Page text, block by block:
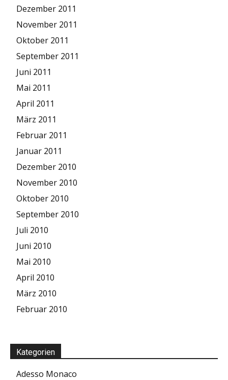
Dezember 2011
November 2011
Oktober 2011
September 2011
Juni 2011
Mai 2011
April 2011
März 2011
Februar 2011
Januar 2011
Dezember 2010
November 2010
Oktober 2010
September 2010
Juli 2010
Juni 2010
Mai 2010
April 2010
März 2010
Februar 2010
Kategorien
Adesso Monaco